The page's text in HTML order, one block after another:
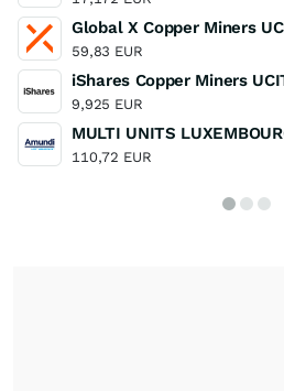
59,83 EUR
9,925 EUR
110,72 EUR